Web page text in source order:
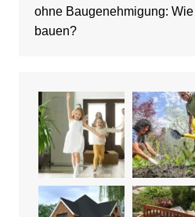
ohne Baugenehmigung:
bauen?